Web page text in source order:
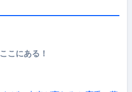
こにある！